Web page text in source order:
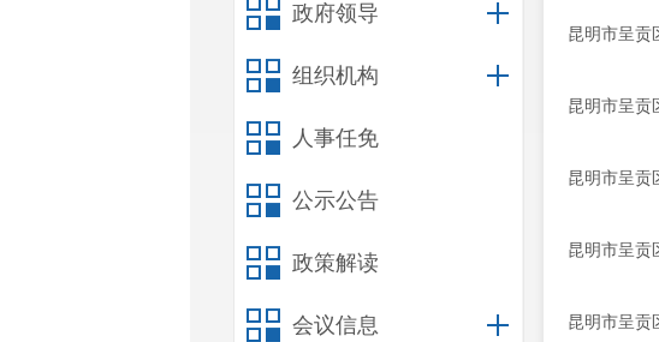
政府领导
组织机构
人事任免
公示公告
政策解读
会议信息
昆明市呈贡
昆明市呈贡
昆明市呈贡
昆明市呈贡
昆明市呈贡